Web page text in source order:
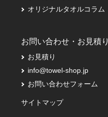
オリジナルタオルコラム
お問い合わせ・お見積り
お見積り
info@towel-shop.jp
お問い合わせフォーム
サイトマップ